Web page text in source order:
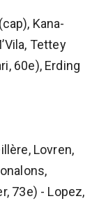
Kana-
Tettey
60e), Erding
Lovren,
73e) - Lopez,